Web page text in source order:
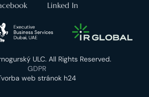
Linked In
ULC. All Rights Reserved.
GDPR
web stránok h24